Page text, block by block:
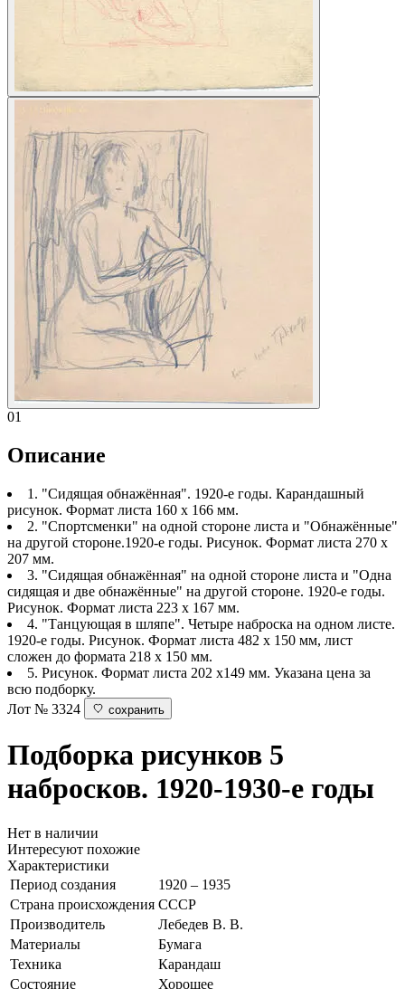
01
Описание
1. "Сидящая обнажённая". 1920-е годы. Карандашный
рисунок. Формат листа 160 х 166 мм.
2. "Спортсменки" на одной стороне листа и "Обнажённые"
на другой стороне.1920-е годы. Рисунок. Формат листа 270 х
207 мм.
3. "Сидящая обнажённая" на одной стороне листа и "Одна
сидящая и две обнажённые" на другой стороне. 1920-е годы.
Рисунок. Формат листа 223 х 167 мм.
4. "Танцующая в шляпе". Четыре наброска на одном листе.
1920-е годы. Рисунок. Формат листа 482 х 150 мм, лист
сложен до формата 218 х 150 мм.
5. Рисунок. Формат листа 202 х149 мм. Указана цена за
всю подборку.
Лот № 3324
сохранить
Подборка рисунков 5
набросков. 1920-1930-е годы
Нет в наличии
Интересуют похожие
Характеристики
Период создания
1920 – 1935
Страна происхождения СССР
Производитель
Лебедев В. В.
Материалы
Бумага
Техника
Карандаш
Состояние
Хорошее